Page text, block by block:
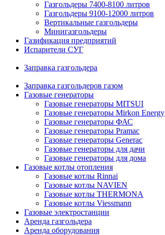
Газгольдеры 7400-8100 литров
Газгольдеры 9100-12000 литров
Вертикальные газгольдеры
Минигазгольдеры
Газификация предприятий
Испарители СУГ
Заправка газгольдера
Заправка газгольдеров газом
Газовые генераторы
Газовые генераторы MITSUI
Газовые генераторы Mirkon Energy
Газовые генераторы ФАС
Газовые генераторы Pramac
Газовые генераторы Generac
Газовые генераторы для дачи
Газовые генераторы для дома
Газовые котлы отопления
Газовые котлы Rinnai
Газовые котлы NAVIEN
Газовые котлы THERMONA
Газовые котлы Viessmann
Газовые электростанции
Аренда газгольдера
Аренда оборудования